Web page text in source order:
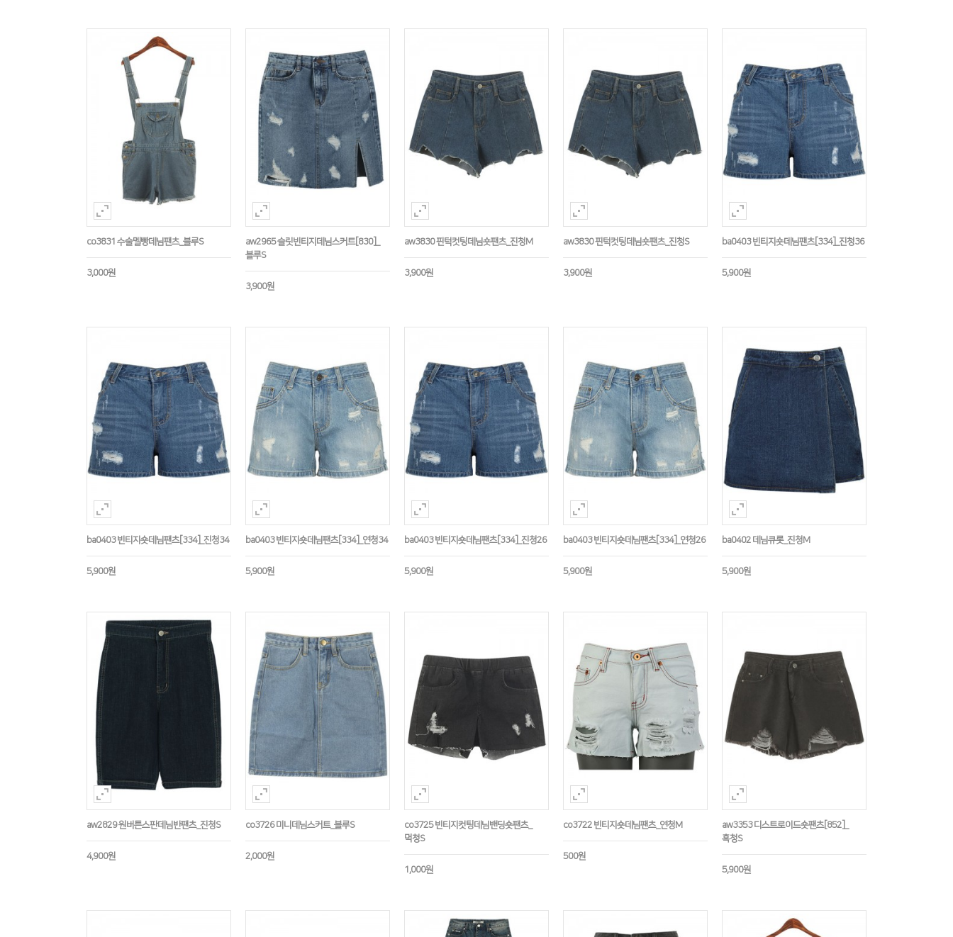
co3831 수술멜빵데님팬츠_블루S
3,000원
aw2965 슬릿빈티지데님스커트[830]_
블루S
3,900원
aw3830 핀턱컷팅데님숏팬츠_진청M
3,900원
aw3830 핀턱컷팅데님숏팬츠_진청S
3,900원
ba0403 빈티지숏데님팬츠[334]_진청36
5,900원
ba0403 빈티지숏데님팬츠[334]_진청34
5,900원
ba0403 빈티지숏데님팬츠[334]_연청34
5,900원
ba0403 빈티지숏데님팬츠[334]_진청26
5,900원
ba0403 빈티지숏데님팬츠[334]_연청26
5,900원
ba0402 데님큐롯_진청M
5,900원
aw2829 원버튼스판데님반팬츠_진청S
4,900원
co3726 미니데님스커트_블루S
2,000원
co3725 빈티지컷팅데님밴딩숏팬츠_
먹청S
1,000원
co3722 빈티지숏데님팬츠_연청M
500원
aw3353 디스트로이드숏팬츠[852]_
흑청S
5,900원